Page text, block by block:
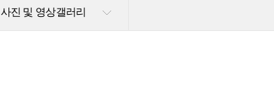
사진 및 영상갤러리